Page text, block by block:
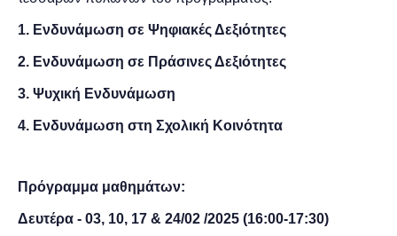
1. Ενδυνάμωση σε Ψηφιακές Δεξιότητες
2. Ενδυνάμωση σε Πράσινες Δεξιότητες
3. Ψυχική Ενδυνάμωση
4. Ενδυνάμωση στη Σχολική Κοινότητα
Πρόγραμμα μαθημάτων:
Δευτέρα - 03, 10, 17 & 24/02 /2025 (16:00-17:30)